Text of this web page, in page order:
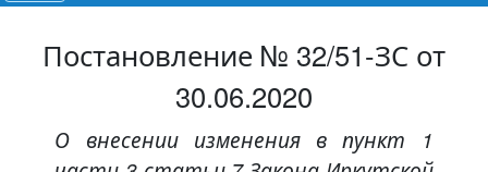
Постановление № 32/51-ЗС от
30.06.2020
О внесении изменения в пункт 1